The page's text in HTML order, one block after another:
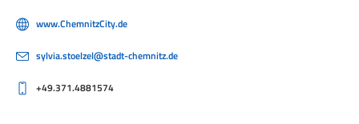
www.ChemnitzCity.de
sylvia.stoelzel@stadt-chemnitz.de
+49.371.4881574